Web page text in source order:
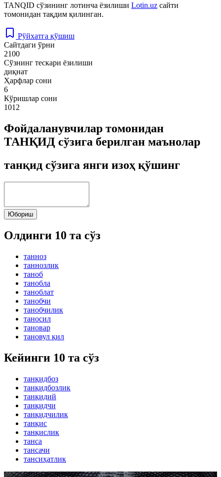
TANQID сўзининг лотинча ёзилиши Lotin.uz сайти
томонидан тақдим қилинган.
Рўйхатга қўшиш
Сайтдаги ўрни
2100
Сўзнинг тескари ёзилиши
диқнат
Ҳарфлар сони
6
Кўришлар сони
1012
Фойдаланувчилар томонидан
ТАНҚИД сўзига берилган маънолар
танқид сўзига янги изоҳ қўшинг
Юбориш
Олдинги 10 та сўз
танноз
таннозлик
таноб
танобла
таноблат
танобчи
танобчилик
таносил
тановар
тановул қил
Кейинги 10 та сўз
танқидбоз
танқидбозлик
танқидий
танқидчи
танқидчилик
танқис
танқислик
танса
тансачи
тансиҳатлик